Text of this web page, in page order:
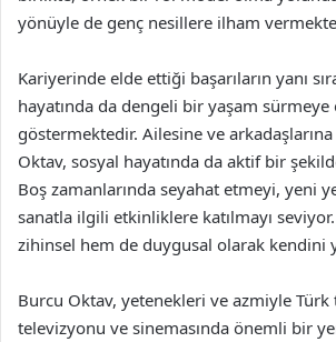
yönüyle de genç nesillere ilham
Kariyerinde elde ettiği başarıların yanı
hayatında da dengeli bir yaşam sürmeye
göstermektedir. Ailesine ve
Oktav, sosyal hayatında da aktif bir
Boş zamanlarında seyahat etmeyi, yeni
sanatla ilgili etkinliklere katılmayı
zihinsel hem de duygusal olarak kendini
Burcu Oktav, yetenekleri ve azmiyle Türk
televizyonu ve sinemasında önemli bir